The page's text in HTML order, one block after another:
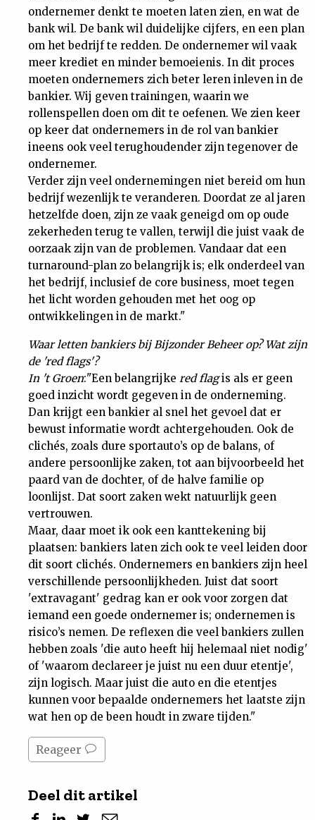
ondernemer denkt te moeten laten zien, en wat de
bank wil. De bank wil duidelijke cijfers, en een plan
om het bedrijf te redden. De ondernemer wil vaak
meer krediet en minder bemoeienis. In dit proces
moeten ondernemers zich beter leren inleven in de
bankier. Wij geven trainingen, waarin we
rollenspellen doen om dit te oefenen. We zien keer
op keer dat ondernemers in de rol van bankier
ineens ook veel terughoudender zijn tegenover de
ondernemer.
Verder zijn veel ondernemingen niet bereid om hun
bedrijf wezenlijk te veranderen. Doordat ze al jaren
hetzelfde doen, zijn ze vaak geneigd om op oude
zekerheden terug te vallen, terwijl die juist vaak de
oorzaak zijn van de problemen. Vandaar dat een
turnaround-plan zo belangrijk is; elk onderdeel van
het bedrijf, inclusief de core business, moet tegen
het licht worden gehouden met het oog op
ontwikkelingen in de markt."
Waar letten bankiers bij Bijzonder Beheer op? Wat zijn
de 'red flags'?
In 't Groen:"Een belangrijke red flagis als er geen
goed inzicht wordt gegeven in de onderneming.
Dan krijgt een bankier al snel het gevoel dat er
bewust informatie wordt achtergehouden. Ook de
clichés, zoals dure sportauto’s op de balans, of
andere persoonlijke zaken, tot aan bijvoorbeeld het
paard van de dochter, of de halve familie op
loonlijst. Dat soort zaken wekt natuurlijk geen
vertrouwen.
Maar, daar moet ik ook een kanttekening bij
plaatsen: bankiers laten zich ook te veel leiden door
dit soort clichés. Ondernemers en bankiers zijn heel
verschillende persoonlijkheden. Juist dat soort
'extravagant' gedrag kan er ook voor zorgen dat
iemand een goede ondernemer is; ondernemen is
risico’s nemen. De reflexen die veel bankiers zullen
hebben zoals 'die auto heeft hij helemaal niet nodig'
of 'waarom declareer je juist nu een duur etentje',
zijn logisch. Maar juist die auto en die etentjes
kunnen voor bepaalde ondernemers het laatste zijn
wat hen op de been houdt in zware tijden."
Reageer
Deel dit artikel